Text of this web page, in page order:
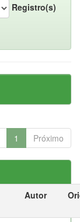
Registro(s)
1 Próximo
Autor